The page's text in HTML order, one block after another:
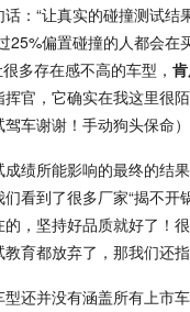
：“让真实的碰撞测试
25%偏置碰撞的人都会
多存在感不高的车型，
官，它确实在我这里很
车谢谢！手动狗头保命）
绩所能影响的最终的结
看到了很多厂家“揭不开
，坚持好品质就好了！
育都放弃了，那我们还
还并没有涵盖所有上市